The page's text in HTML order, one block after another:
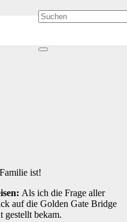
ist!
Als ich die Frage aller
auf die Golden Gate Bridge
gestellt bekam.